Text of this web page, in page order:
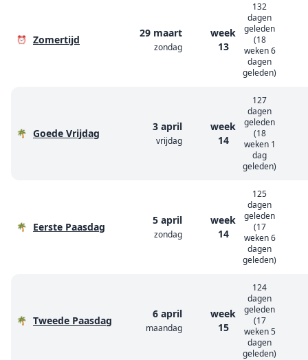
⏰ Zomertijd
29 maart
zondag
week
13
132
dagen
geleden
(18
weken 6
dagen
geleden)
🌴 Goede Vrijdag
3 april
vrijdag
week
14
127
dagen
geleden
(18
weken 1
dag
geleden)
🌴 Eerste Paasdag
5 april
zondag
week
14
125
dagen
geleden
(17
weken 6
dagen
geleden)
🌴 Tweede Paasdag
6 april
maandag
week
15
124
dagen
geleden
(17
weken 5
dagen
geleden)